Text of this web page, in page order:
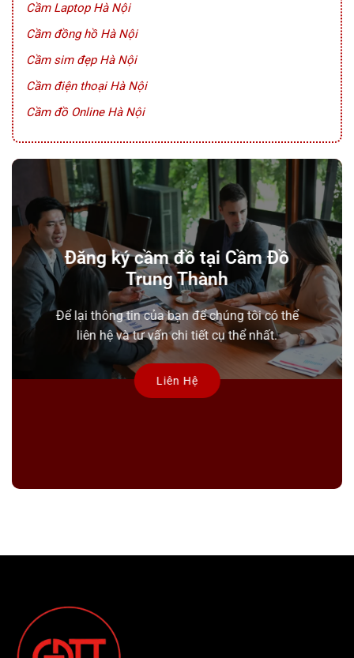
Cầm Laptop Hà Nội
Cầm đồng hồ Hà Nội
Cầm sim đẹp Hà Nội
Cầm điện thoại Hà Nội
Cầm đồ Online Hà Nội
Đăng ký cầm đồ tại Cầm Đồ
Trung Thành
Để lại thông tin của bạn để chúng tôi có thể
liên hệ và tư vấn chi tiết cụ thể nhất.
Liên Hệ